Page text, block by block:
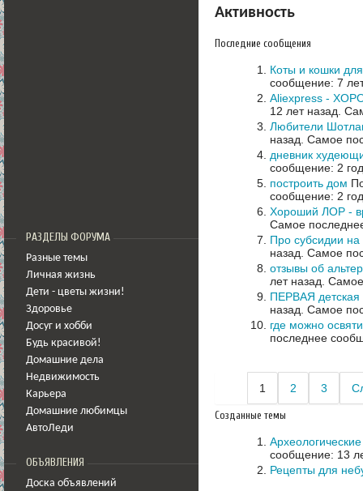
РАЗДЕЛЫ ФОРУМА
Разные темы
Личная жизнь
Дети - цветы жизни!
Здоровье
Досуг и хобби
Будь красивой!
Домашние дела
Недвижимость
Карьера
Домашние любимцы
АвтоЛеди
ОБЪЯВЛЕНИЯ
Доска объявлений
Активность
Последние сообщения
Коты и кошки
сообщение: 7
Aliexpress -
12 лет назад.
Любители
назад. Самое
дневник
сообщение: 2
построить дом
сообщение: 2
Хороший ЛОР -
Самое
Про субсидии
назад. Самое
отзывы об
лет назад.
ПЕРВАЯ детская
назад. Самое
где можно
последнее
1 2 3
Созданные темы
сообщение: 13
Рецепты для